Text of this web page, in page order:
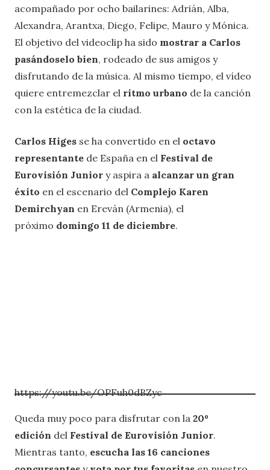
acompañado por ocho bailarines: Adrián, Alba,
Alexandra, Arantxa, Diego, Felipe, Mauro y Mónica.
El objetivo del videoclip ha sido mostrar a Carlos
pasándoselo bien, rodeado de sus amigos y
disfrutando de la música. Al mismo tiempo, el vídeo
quiere entremezclar el ritmo urbano de la canción
con la estética de la ciudad.
Carlos Higes se ha convertido en el octavo
representante de España en el Festival de
Eurovisión Junior y aspira a alcanzar un gran
éxito en el escenario del Complejo Karen
Demirchyan en Ereván (Armenia), el
próximo domingo 11 de diciembre.
https://youtu.be/OPFuh0dBZyc
Queda muy poco para disfrutar con la 20º
edición del Festival de Eurovisión Junior.
Mientras tanto, escucha las 16 canciones